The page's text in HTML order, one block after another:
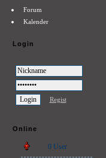
Forum
Kalender
Login
Regist
Online
0 User